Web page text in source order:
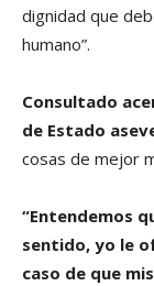
dignidad que
humano”.
Consultado
de Estado
cosas de mejor
“Entendemos
sentido, yo le
caso de que